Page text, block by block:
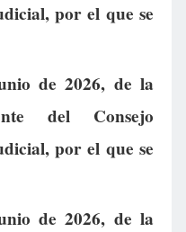
por el que se
de 2026, de la
del Consejo
por el que se
de 2026, de la